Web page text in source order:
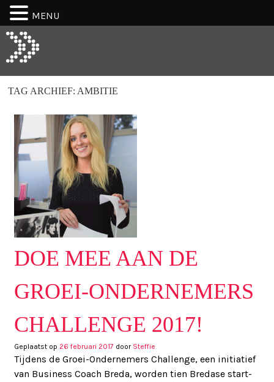
TAG ARCHIEF: AMBITIE
DOE MEE AAN DE
GROEI-ONDERNEMERS
CHALLENGE 2017!
Geplaatst op 26 februari 2017 door Steffie
Tijdens de Groei-Ondernemers Challenge, een initiatief
van Business Coach Breda, worden tien Bredase start-
MENU